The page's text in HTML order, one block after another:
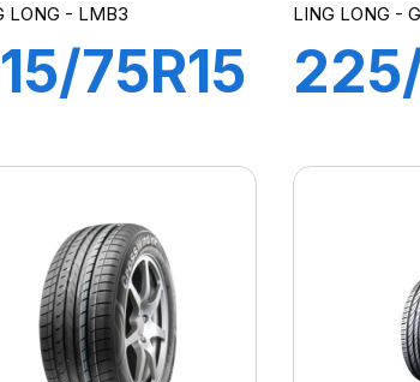
LONG - LMB3
75R15
LING LONG -
(HP)